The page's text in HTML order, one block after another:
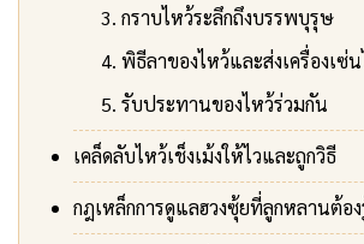
กราบไหว้ระลึกถึงบรรพบุรุษ
พิธีลาของไหว้และส่งเครื่องเซ่
รับประทานของไหว้ร่วมกัน
เคล็ดลับไหว้เช็งเม้งให้ไวและถูกวิธี
กฎเหล็กการดูแลฮวงซุ้ยที่ลูกหลานต้อ